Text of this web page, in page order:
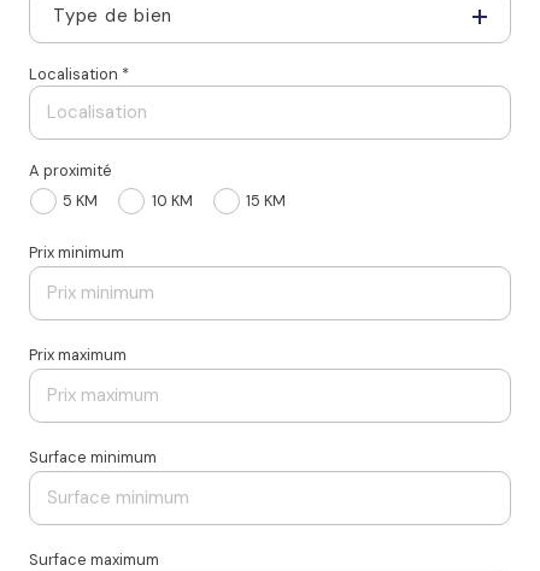
Type de bien
Localisation *
A proximité
5 KM
10 KM 15 KM
Prix minimum
Prix maximum
Surface minimum
Surface maximum